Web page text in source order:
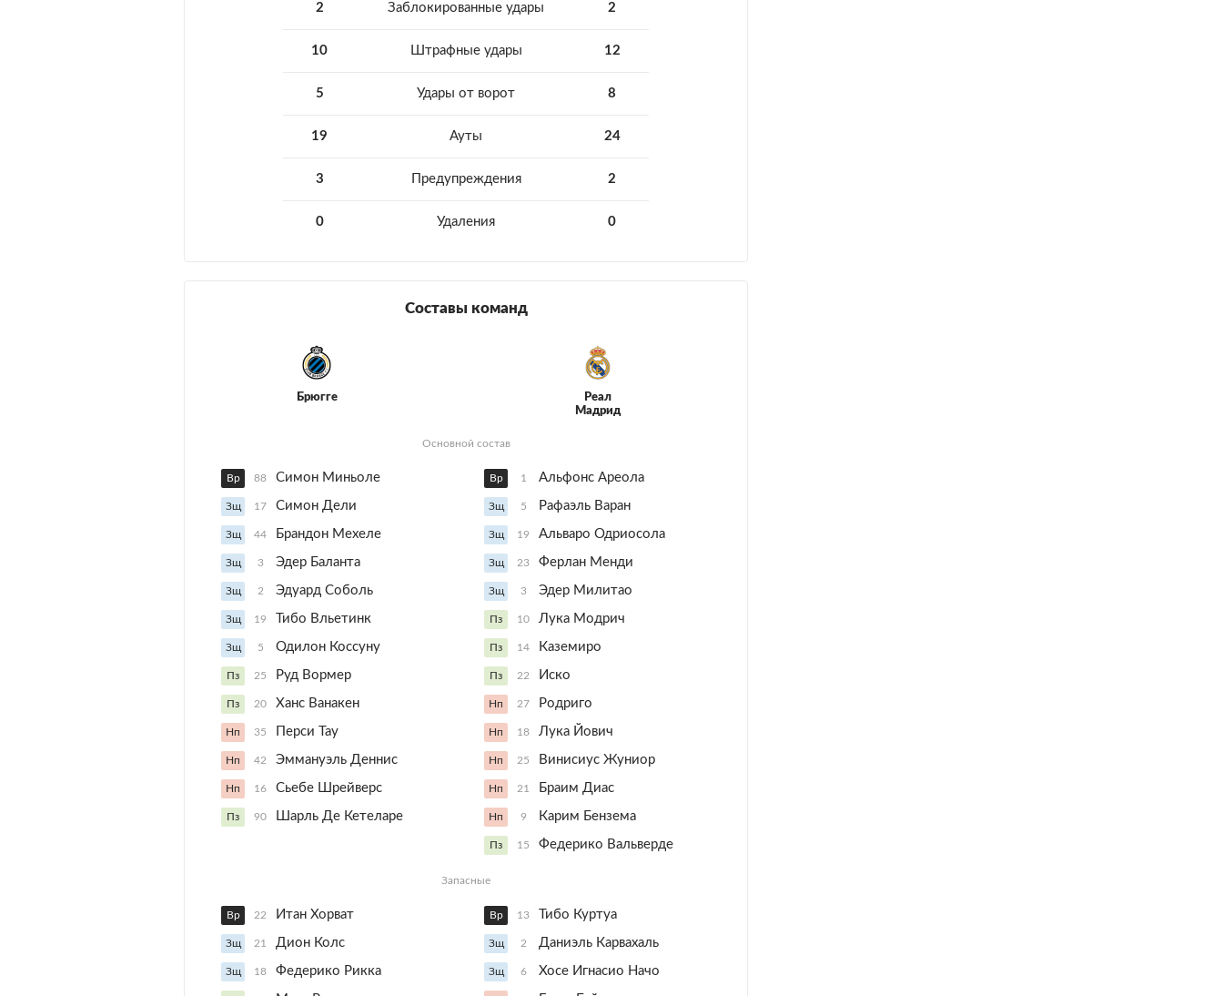
2 Заблокированные удары 2
10 Штрафные удары 12
5 Удары от ворот 8
19 Ауты 24
3 Предупреждения 2
0 Удаления 0
Составы команд
Брюгге
Реал
Мадрид
Основной состав
Вр 88 Симон Миньоле
Зщ 17 Симон Дели
Зщ 44 Брандон Мехеле
Зщ 3 Эдер Баланта
Зщ 2 Эдуард Соболь
Зщ 19 Тибо Вльетинк
Зщ 5 Одилон Коссуну
Пз 25 Руд Вормер
Пз 20 Ханс Ванакен
Нп 35 Перси Тау
Нп 42 Эммануэль Деннис
Нп 16 Сьебе Шрейверс
Пз 90 Шарль Де Кетеларе
Вр 1 Альфонс Ареола
Зщ 5 Рафаэль Варан
Зщ 19 Альваро Одриосола
Зщ 23 Ферлан Менди
Зщ 3 Эдер Милитао
Пз 10 Лука Модрич
Пз 14 Каземиро
Пз 22 Иско
Нп 27 Родриго
Нп 18 Лука Йович
Нп 25 Винисиус Жуниор
Нп 21 Браим Диас
Нп 9 Карим Бензема
Пз 15 Федерико Вальверде
Запасные
Вр 22 Итан Хорват
Зщ 21 Дион Колс
Зщ 18 Федерико Рикка
Вр 13 Тибо Куртуа
Зщ 2 Даниэль Карвахаль
Зщ 6 Хосе Игнасио Начо